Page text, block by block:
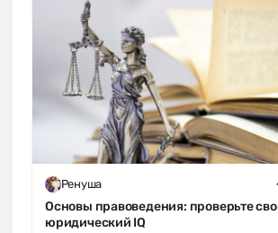
Ренуша
Основы правоведения: проверьте
юридический IQ